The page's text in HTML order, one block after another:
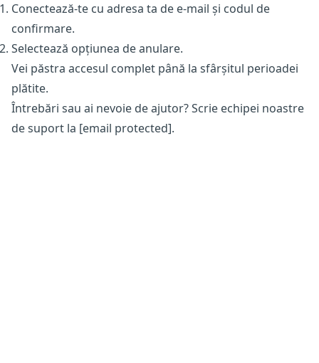
Conectează-te cu adresa ta de e-mail și codul de
confirmare.
Selectează opțiunea de anulare.
Vei păstra accesul complet până la sfârșitul perioadei
plătite.
Întrebări sau ai nevoie de ajutor? Scrie echipei noastre
de suport la [email protected].